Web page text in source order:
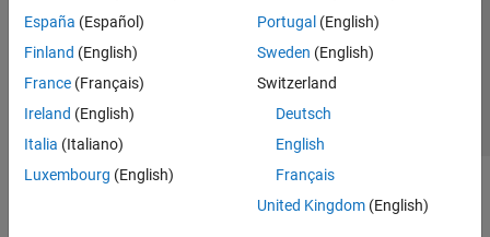
España (Español)
Finland (English)
France (Français)
Ireland (English)
Italia (Italiano)
Luxembourg (English)
Portugal (English)
Sweden (English)
Switzerland
Deutsch
English
Français
United Kingdom(English)
© 1994-2026 The MathWorks, Inc.